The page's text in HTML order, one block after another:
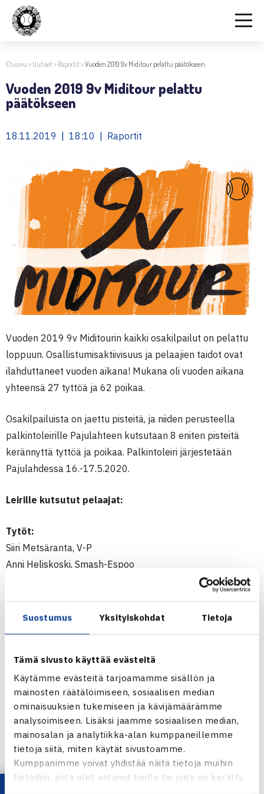
Suostumus Yksityiskohdat Tietoja
Tämä sivusto käyttää evästeitä
Käytämme evästeitä tarjoamamme sisällön ja
mainosten räätälöimiseen, sosiaalisen median
ominaisuuksien tukemiseen ja kävijämäärämme
analysoimiseen. Lisäksi jaamme sosiaalisen median,
mainosalan ja analytiikka-alan kumppaneillemme
tietoja siitä, miten käytät sivustoamme.
Kumppanimme voivat yhdistää näitä tietoja muihin
tietoihin, joita olet antanut heille tai joita on kerätty,
Etusivu > Uutiset> Raportit>Vuoden 2019 9v Miditour pelattu päätökseen
Vuoden 2019 9v Miditour pelattu
päätökseen
18.11.2019 | 18:10 | Raportit
Vuoden 2019 9v Miditourin kaikki osakilpailut on pelattu
loppuun. Osallistumisaktiivisuus ja pelaajien taidot ovat
ilahduttaneet vuoden aikana! Mukana oli vuoden aikana
yhteensä 27 tyttöä ja 62 poikaa.
Osakilpailuista on jaettu pisteitä, ja niiden perusteella
palkintoleirille Pajulahteen kutsutaan 8 eniten pisteitä
kerännyttä tyttöä ja poikaa. Palkintoleiri järjestetään
Pajulahdessa 16.-17.5.2020.
Leirille kutsutut pelaajat:
Tytöt:
Siiri Metsäranta, V-P
Anni Heliskoski, Smash-Espoo
Sonia Sirenius, HVS
Hilla Virtanen, Smash
Pojat:
Kaius Ketola, HLK
Johannes Kanerva, HLK
Martin Jurin, V-P
Sisu Mäkinen, TaTS
Mikael Lehtinen, HVS